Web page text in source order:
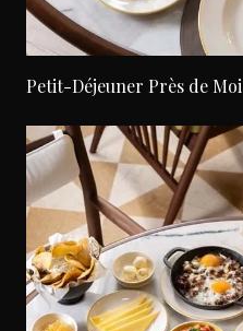
Petit-Déjeuner Près de Moi